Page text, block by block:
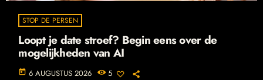
STOP DE PERSEN
Loopt je date stroef? Begin eens over de
mogelijkheden van AI
today 6 AUGUSTUS 2026 5